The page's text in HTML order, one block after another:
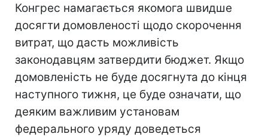
Конгрес намагається якомога швидше
досягти домовленості щодо скорочення
витрат, що дасть можливість
законодавцям затвердити бюджет. Якщо
домовленість не буде досягнута до кінця
наступного тижня, це буде означати, що
деяким важливим установам
федерального уряду доведеться